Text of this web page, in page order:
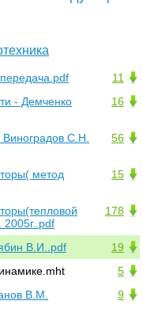
11
16
- Демченко
56
Виноградов С.Н.
15
метод
178
2005г..pdf
19
В.И..pdf
5
9
В.М.